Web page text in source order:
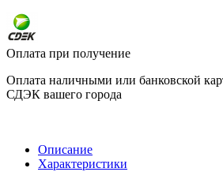
Оплата при получение
Оплата наличными или банковской
СДЭК вашего города
Описание
Характеристики